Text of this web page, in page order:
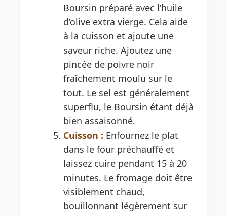
Boursin préparé avec l’huile
d’olive extra vierge. Cela aide
à la cuisson et ajoute une
saveur riche. Ajoutez une
pincée de poivre noir
fraîchement moulu sur le
tout. Le sel est généralement
superflu, le Boursin étant déjà
bien assaisonné.
Cuisson : Enfournez le plat
dans le four préchauffé et
laissez cuire pendant 15 à 20
minutes. Le fromage doit être
visiblement chaud,
bouillonnant légèrement sur